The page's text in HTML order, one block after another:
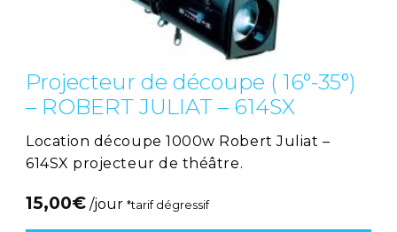
Projecteur de découpe ( 16°-35°)
– ROBERT JULIAT – 614SX
Location découpe 1000w Robert Juliat –
614SX projecteur de théâtre.
15,00€ /jour *tarif dégressif